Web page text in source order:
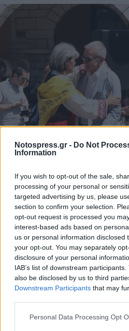
Notospress.gr - Do Not
Information
If you wish to opt-out of the sale,
processing of your personal or
targeted advertising by us, please
section to confirm your selection.
opt-out request is processed you
interest-based ads based on
us or personal information disclosed
your opt-out. You may separately
disclosure of your personal
IAB’s list of downstream
also be disclosed by us to third
Downstream Participants that may
Personal Data Processing Opt